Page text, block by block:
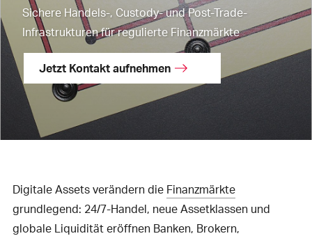
Sichere Handels-, Custody- und Post-Trade-
Infrastrukturen für regulierte Finanzmärkte
Jetzt Kontakt aufnehmen
Digitale Assets verändern die Finanzmärkte
grundlegend: 24/7-Handel, neue Assetklassen und
globale Liquidität eröffnen Banken, Brokern,